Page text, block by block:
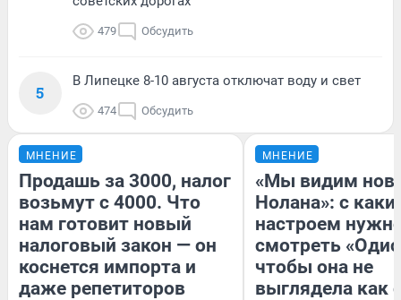
479 Обсудить
5
В Липецке 8-10 августа отключат воду и свет
474 Обсудить
МНЕНИЕ
Продашь за 3000, налог
возьмут с 4000. Что
нам готовит новый
налоговый закон — он
коснется импорта и
даже репетиторов
МНЕНИЕ
«Мы видим
Нолана»: с
настроем
смотреть
чтобы она не
выглядела как